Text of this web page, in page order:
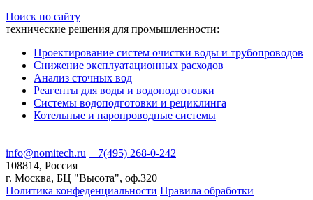
Поиск по сайту
технические решения для промышленности:
Проектирование систем очистки воды и трубопроводов
Снижение эксплуатационных расходов
Анализ сточных вод
Реагенты для воды и водоподготовки
Системы водоподготовки и рециклинга
Котельные и паропроводные системы
info@nomitech.ru + 7(495) 268-0-242
108814, Россия
г. Москва, БЦ "Высота", оф.320
Политика конфеденциальности Правила обработки